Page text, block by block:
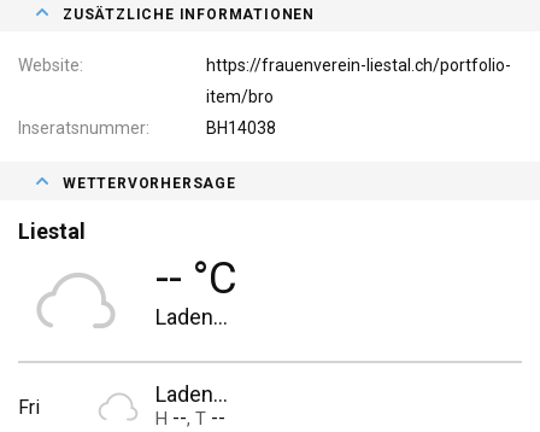
ZUSÄTZLICHE INFORMATIONEN
Website
https://frauenverein-liestal.ch/portfolio-
item/bro
Inseratsnummer
BH14038
WETTERVORHERSAGE
Liestal
-- °C
Laden...
Fri
Laden...
H --, T --